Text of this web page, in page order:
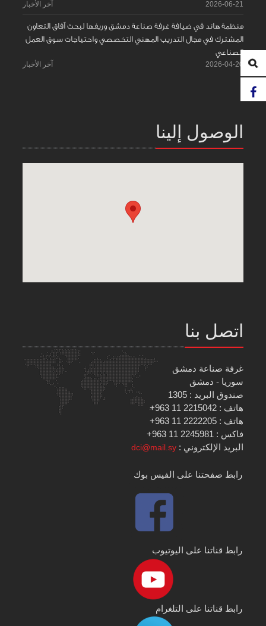
2026-06-21 آخر الأخبار
منظمة هاند في ضيافة غرفة صناعة دمشق وريفها لبحث آفاق التعاون
المشترك في مجال التدريب المهني التخصصي واحتياجات سوق العمل
الصناعي
2026-04-20 آخر الأخبار
الوصول إلينا
اتصل بنا
غرفة صناعة دمشق
سوريا - دمشق
صندوق البريد : 1305
هاتف : 2215042 11 963+
هاتف : 2222205 11 963+
فاكس : 2245981 11 963+
البريد الإلكتروني :dci@mail.sy
رابط صفحتنا على الفيس بوك
رابط قناتنا على اليوتيوب
رابط قناتنا على التلغرام